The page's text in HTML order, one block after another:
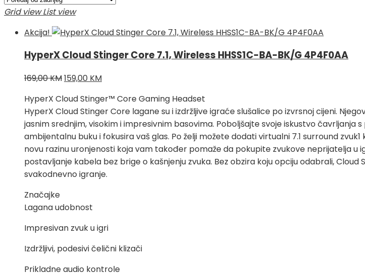
Grid view List view
Akcija!
HyperX Cloud Stinger Core 7.1, Wireless HHSS1C-BA-BK/G 4P4F0AA
169,00KMIzvorna
bila
je:
169,00 KM.
159,00 KMTrenutna
je:
159,00 KM.
HyperX Cloud Stinger™ Core Gaming Headset
HyperX Cloud Stinger Core lagane su i izdržljive igraće slušalice po izvrsnoj cijeni.
jasnim srednjim, visokim i impresivnim basovima. Poboljšajte svoje iskustvo
ambijentalnu buku i fokusira vaš glas. Po želji možete dodati virtualni 7.1 surround
novu razinu uronjenosti koja vam također pomaže da pokupite zvukove neprijatelja u
postavljanje kabela bez brige o kašnjenju zvuka. Bez obzira koju opciju odabrali,
svakodnevno igranje.
Značajke
Lagana udobnost
Impresivan zvuk u igri
Izdržljivi, podesivi čelični klizači
Prikladne audio kontrole